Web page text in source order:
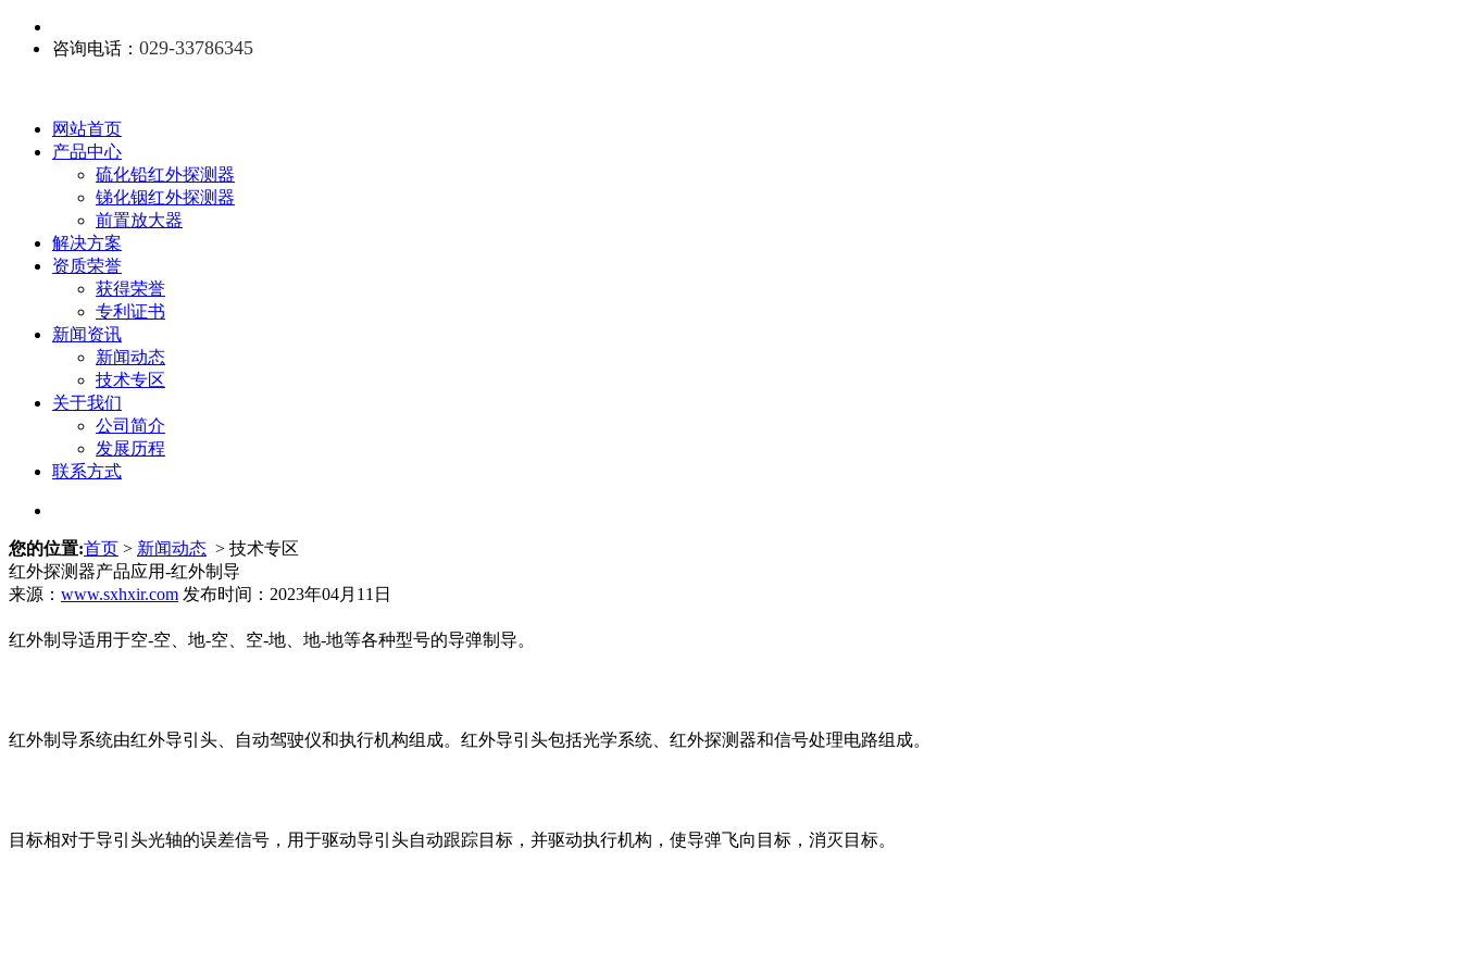
咨询电话： 029-33786345
网站首页
产品中心
硫化铅红外探测器
锑化铟红外探测器
前置放大器
解决方案
资质荣誉
获得荣誉
专利证书
新闻资讯
新闻动态
技术专区
关于我们
公司简介
发展历程
联系方式
您的位置:首页 > 新闻动态 > 技术专区
红外探测器产品应用-红外制导
来源： www.sxhxir.com 发布时间：2023年04月11日
红外制导适用于空-空、地-空、空-地、地-地等各种型号的导弹制导。
红外制导系统由红外导引头、自动驾驶仪和执行机构组成。红外导引头包括光学系统、红外探测器和信号处理电路组成。
目标相对于导引头光轴的误差信号，用于驱动导引头自动跟踪目标，并驱动执行机构，使导弹飞向目标，消灭目标。